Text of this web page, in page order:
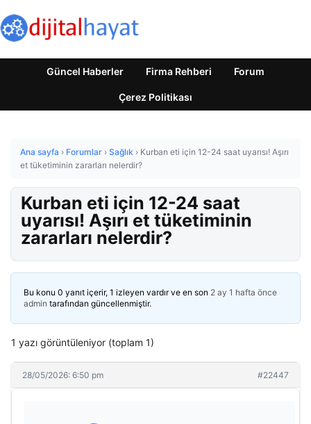
Güncel Haberler Firma Rehberi Forum
Çerez Politikası
Ana sayfa › Forumlar › Sağlık › Kurban eti için 12-24 saat uyarısı! Aşırı
et tüketiminin zararları nelerdir?
Kurban eti için 12-24 saat
uyarısı! Aşırı et tüketiminin
zararları nelerdir?
Bu konu 0 yanıt içerir, 1 izleyen vardır ve en son 2 ay 1 hafta önce
admin tarafından güncellenmiştir.
1 yazı görüntüleniyor (toplam 1)
28/05/2026: 6:50 pm #22447